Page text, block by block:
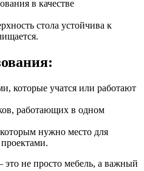
в качестве
стола устойчива к
которые учатся или работают
работающих в одном
нужно место для
не просто мебель, а важный